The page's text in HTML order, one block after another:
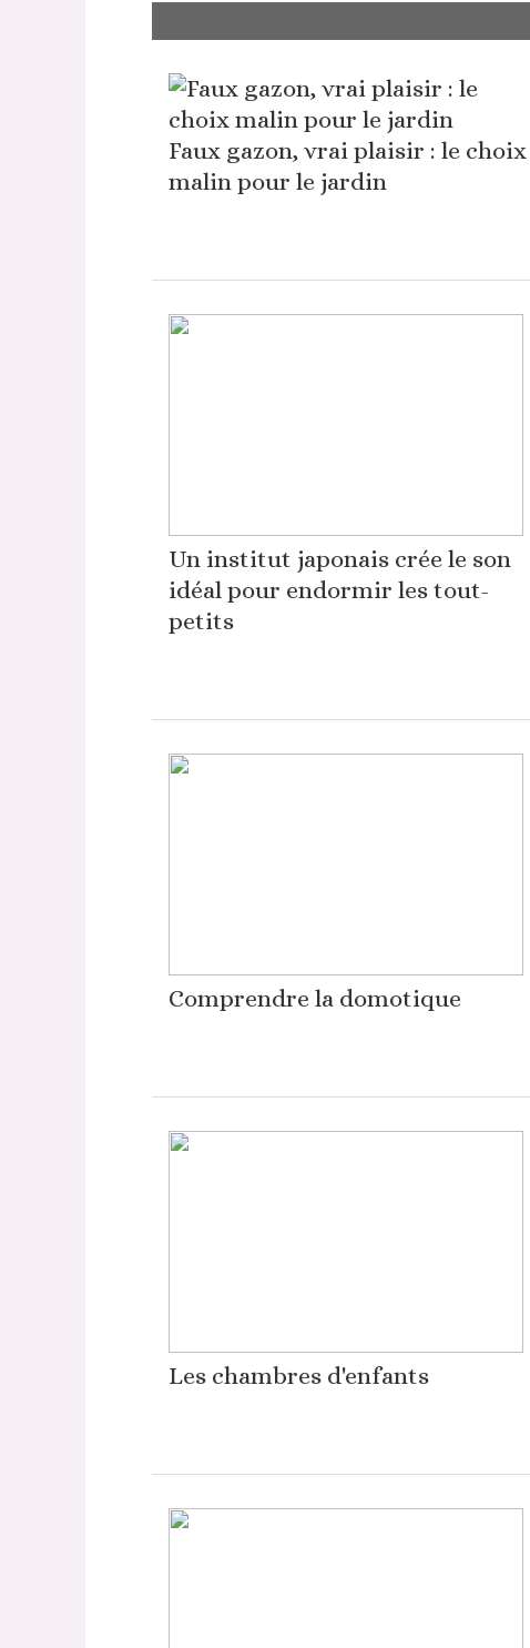
Faux gazon, vrai plaisir : le choix
malin pour le jardin
Un institut japonais crée le son
idéal pour endormir les tout-
petits
Comprendre la domotique
Les chambres d'enfants